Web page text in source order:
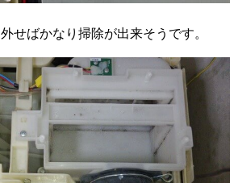
せばかなり掃除が出来そうです。